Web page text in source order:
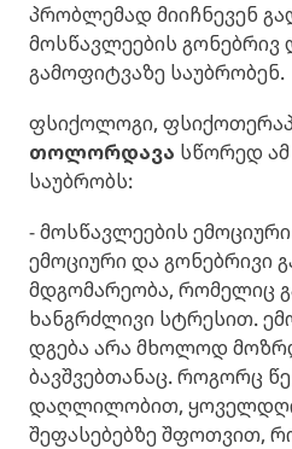
პრობლემად მიიჩნევენ
მოსწავლეების გონებრივ
გამოფიტვაზე საუბრობენ.
ფსიქოლოგი,
თოლორდავა სწორედ
საუბრობს:
- მოსწავლეების
ემოციური და გონებრივი
მდგომარეობა, რომელიც
ხანგრძლივი სტრესით.
დგება არა მხოლოდ
ბავშვებთანაც. როგორც
დაღლილობით,
შეფასებებზე შფოთვით,